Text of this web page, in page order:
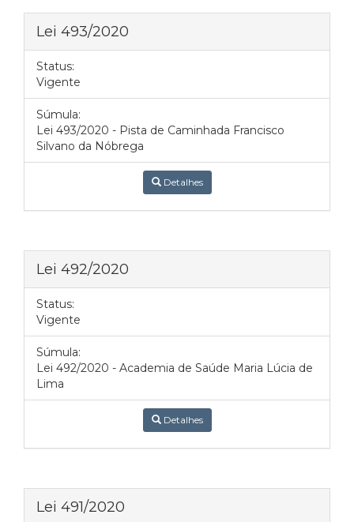
Lei 493/2020
Status:
Vigente
Súmula:
Lei 493/2020 - Pista de Caminhada Francisco
Silvano da Nóbrega
Detalhes
Lei 492/2020
Status:
Vigente
Súmula:
Lei 492/2020 - Academia de Saúde Maria Lúcia de
Lima
Detalhes
Lei 491/2020